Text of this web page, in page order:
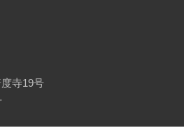
寺19号